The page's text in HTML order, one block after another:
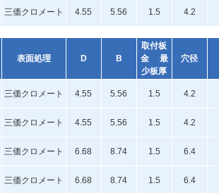
三価クロメート 4.55 5.56 1.5 4.2
表面処理 D B
取付板
金 最
少板厚
穴径
三価クロメート 4.55 5.56 1.5 4.2
三価クロメート 4.55 5.56 1.5 4.2
三価クロメート 6.68 8.74 1.5 6.4
三価クロメート 6.68 8.74 1.5 6.4